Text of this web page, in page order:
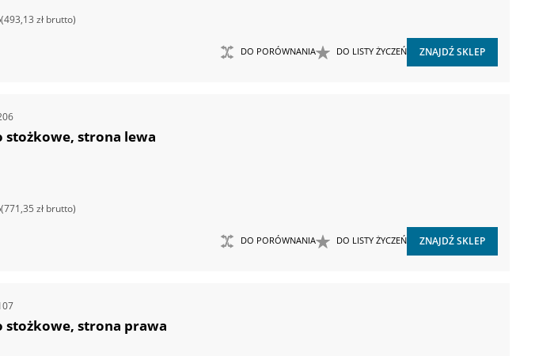
493,13 zł
DO LISTY ŻYCZEŃ
DO PORÓWNANIA ZNAJDŹ SKLEP
stożkowe, strona lewa
771,35 zł
DO LISTY ŻYCZEŃ
DO PORÓWNANIA ZNAJDŹ SKLEP
stożkowe, strona prawa